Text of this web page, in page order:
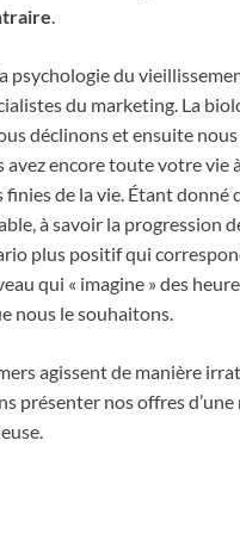
.
du
du marketing. La
déclinons et ensuite
encore toute votre vie
finies de la vie. Étant
à savoir la progression
plus positif qui
qui « imagine » des
nous le souhaitons.
agissent de manière
présenter nos offres